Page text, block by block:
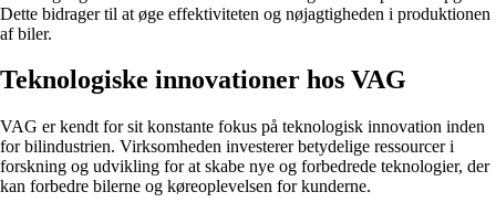
Dette bidrager til at øge effektiviteten og nøjagtigheden i produktionen
af biler.
Teknologiske innovationer hos VAG
VAG er kendt for sit konstante fokus på teknologisk innovation inden
for bilindustrien. Virksomheden investerer betydelige ressourcer i
forskning og udvikling for at skabe nye og forbedrede teknologier, der
kan forbedre bilerne og køreoplevelsen for kunderne.